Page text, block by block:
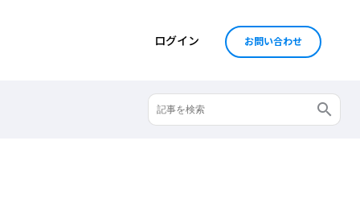
ログイン お問い合わせ